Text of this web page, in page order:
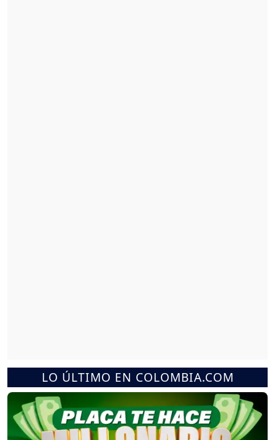
LO ÚLTIMO EN COLOMBIA.COM